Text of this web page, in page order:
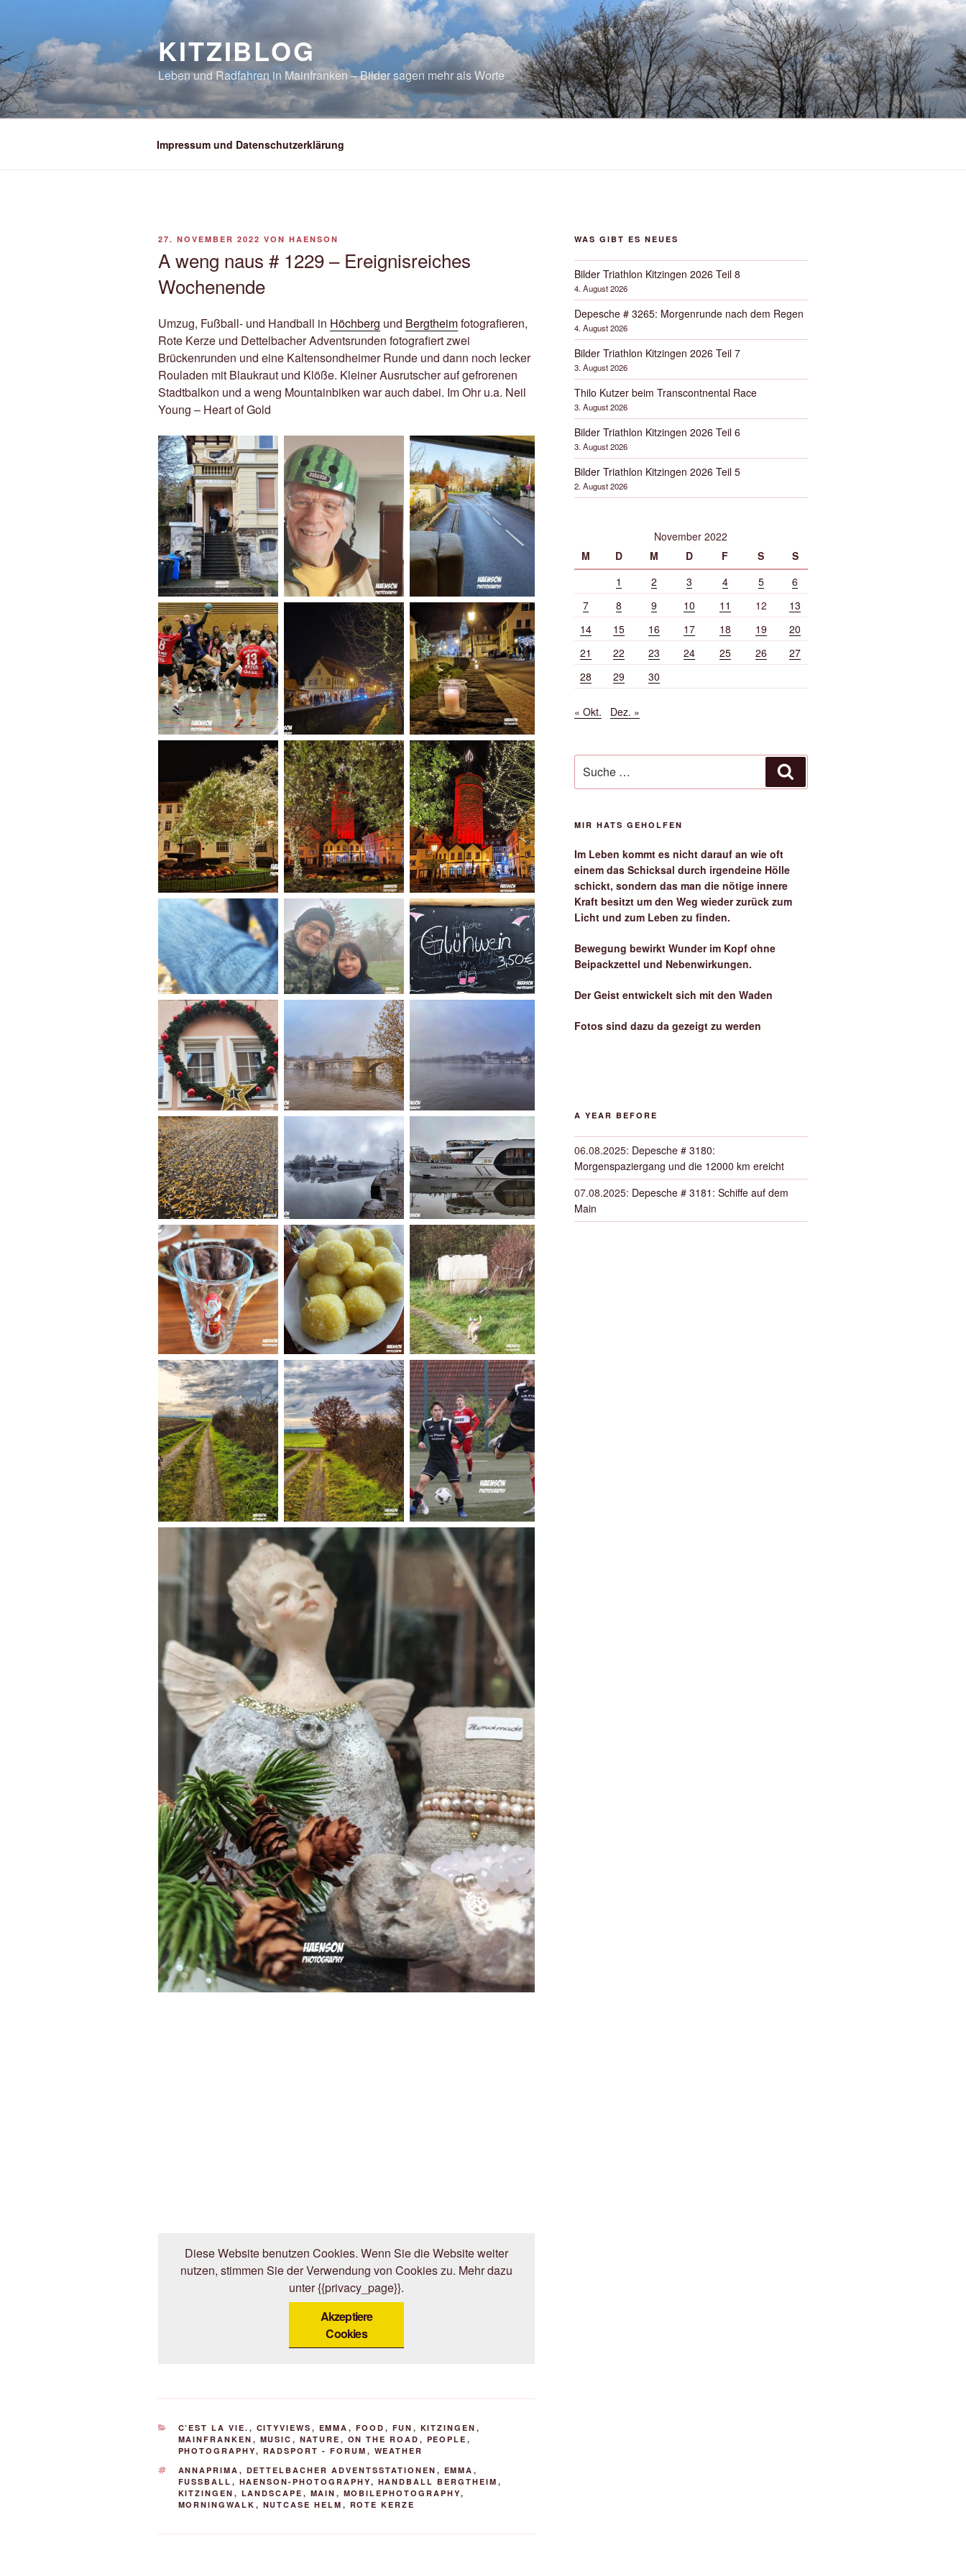
springen
KITZIBLOG
Leben und Radfahren in Mainfranken – Bilder sagen mehr als Worte
Impressum und Datenschutzerklärung
VERÖFFENTLICHT
27. NOVEMBER 2022 VON HAENSON
A weng naus # 1229 – Ereignisreiches
Wochenende
Umzug, Fußball- und Handball in Höchberg und Bergtheimfotografieren,
Rote Kerze und Dettelbacher Adventsrunden fotografiert zwei
Brückenrunden und eine Kaltensondheimer Runde und dann noch lecker
Rouladen mit Blaukraut und Klöße. Kleiner Ausrutscher auf gefrorenen
Stadtbalkon und a weng Mountainbiken war auch dabei. Im Ohr u.a. Neil
Young – Heart of Gold
Diese Website benutzen Cookies. Wenn Sie die Website weiter
nutzen, stimmen Sie der Verwendung von Cookies zu. Mehr dazu
unter {{privacy_page}}.
Akzeptiere
Cookies
KATEGORIEN
C’EST LA VIE. , CITYVIEWS , EMMA , FOOD , FUN , KITZINGEN ,
MAINFRANKEN , MUSIC , NATURE , ON THE ROAD , PEOPLE ,
PHOTOGRAPHY, RADSPORT - FORUM , WEATHER
SCHLAGWÖRTER
ANNAPRIMA , DETTELBACHER ADVENTSSTATIONEN , EMMA ,
FUSSBALL
, HAENSON-PHOTOGRAPHY, HANDBALL BERGTHEIM ,
KITZINGEN , LANDSCAPE , MAIN , MOBILEPHOTOGRAPHY,
MORNINGWALK , NUTCASE HELM , ROTE KERZE
WAS GIBT ES NEUES
Bilder Triathlon Kitzingen 2026 Teil 8
4. August 2026
Depesche # 3265: Morgenrunde nach dem Regen
4. August 2026
Bilder Triathlon Kitzingen 2026 Teil 7
3. August 2026
Thilo Kutzer beim Transcontnental Race
3. August 2026
Bilder Triathlon Kitzingen 2026 Teil 6
3. August 2026
Bilder Triathlon Kitzingen 2026 Teil 5
2. August 2026
November 2022
M
D M D F S
S
1
2 3 4 5
6
7
8 9 10 11 12
13
14
15 16 17 18 19
20
21
22 23 24 25 26
27
28
29 30
« Okt. Dez. »
nach:
MIR HATS GEHOLFEN
Im Leben kommt es nicht darauf an wie oft
einem das Schicksal durch irgendeine Hölle
schickt, sondern das man die nötige innere
Kraft besitzt um den Weg wieder zurück zum
Licht und zum Leben zu finden.
Bewegung bewirkt Wunder im Kopf ohne
Beipackzettel und Nebenwirkungen.
Der Geist entwickelt sich mit den Waden
Fotos sind dazu da gezeigt zu werden
A YEAR BEFORE
06.08.2025: Depesche # 3180:
Morgenspaziergang und die 12000 km ereicht
07.08.2025: Depesche # 3181: Schiffe auf dem
Main